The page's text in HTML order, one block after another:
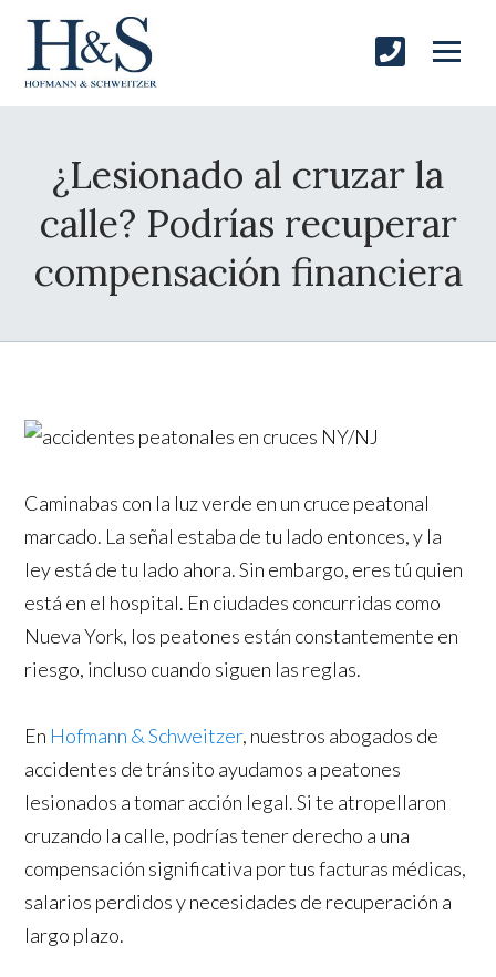
¿Lesionado al cruzar la
calle? Podrías recuperar
compensación financiera
Caminabas con la luz verde en un cruce peatonal
marcado. La señal estaba de tu lado entonces, y la
ley está de tu lado ahora. Sin embargo, eres tú quien
está en el hospital. En ciudades concurridas como
Nueva York, los peatones están constantemente en
riesgo, incluso cuando siguen las reglas.
En Hofmann & Schweitzer, nuestros abogados de
accidentes de tránsito ayudamos a peatones
lesionados a tomar acción legal. Si te atropellaron
cruzando la calle, podrías tener derecho a una
compensación significativa por tus facturas médicas,
salarios perdidos y necesidades de recuperación a
largo plazo.